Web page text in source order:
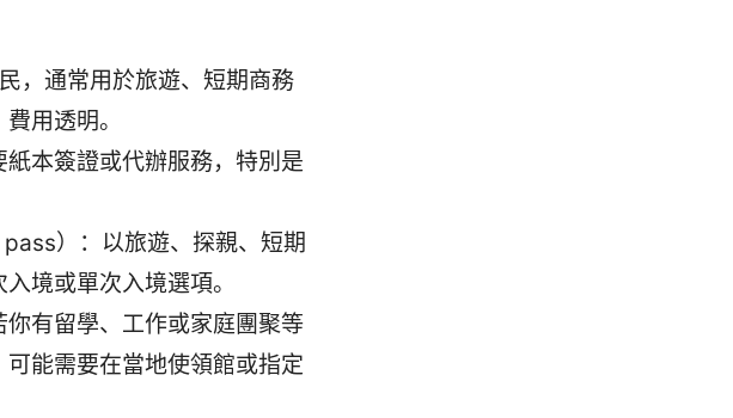
，通常用於旅遊、短期商務
用透明。
本簽證或代辦服務，特別是
）：以旅遊、探親、短期
境或單次入境選項。
有留學、工作或家庭團聚等
能需要在當地使領館或指定